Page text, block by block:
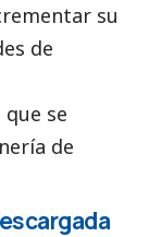
su
de
que se
de